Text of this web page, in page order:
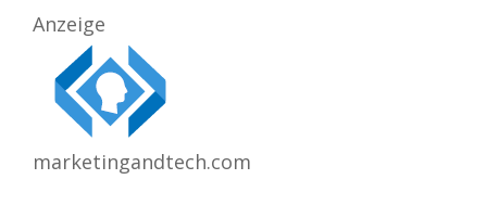
Anzeige
marketingandtech.com